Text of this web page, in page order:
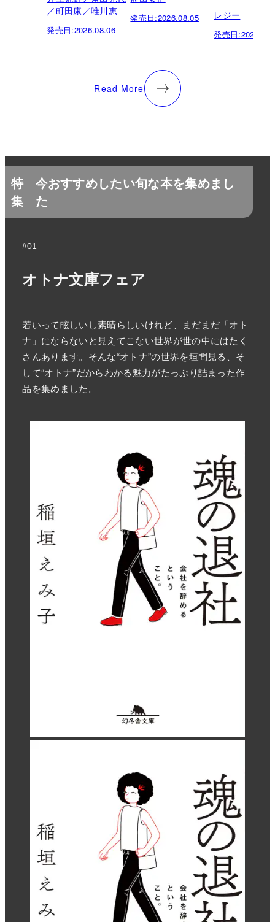
／町田康／唯川恵
発売日:2026.08.06
発売日:2026.08.05 レジー
発売日:
Read More
特
集
今おすすめしたい旬な本を集めまし
た
#01
オトナ文庫フェア
若いって眩しいし素晴らしいけれど、まだまだ「オト
ナ」にならないと見えてこない世界が世の中にはたく
さんあります。そんな“オトナ”の世界を垣間見る、そ
して“オトナ”だからわかる魅力がたっぷり詰まった作
品を集めました。